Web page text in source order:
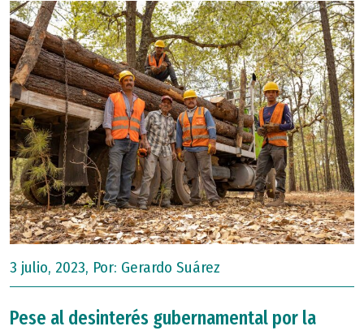
3 julio, 2023, Por: Gerardo Suárez
Pese al desinterés gubernamental por la